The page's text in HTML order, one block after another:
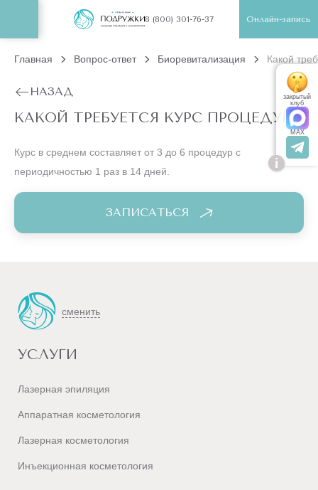
8 (800) 301-76-37 Онлайн-запись
Главная Вопрос-ответ Биоревитализация Какой
НАЗАД
КАКОЙ ТРЕБУЕТСЯ КУРС ПРОЦЕДУР?
Курс в среднем составляет от 3 до 6 процедур с
периодичностью 1 раз в 14 дней.
ЗАПИСАТЬСЯ
сменить
УСЛУГИ
Лазерная эпиляция
Аппаратная косметология
Лазерная косметология
Инъекционная косметология
i
закрытый
клуб
MAX